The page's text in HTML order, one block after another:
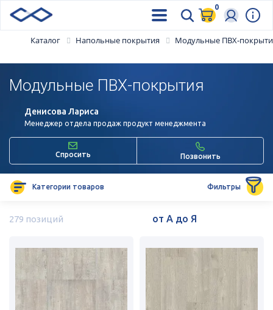
0
Каталог Напольные покрытия Модульные ПВХ-
Модульные ПВХ-покрытия
Денисова Лариса
Менеджер отдела продаж продукт менеджмента
Спросить Позвонить
Категории товаров Фильтры
279 позиций